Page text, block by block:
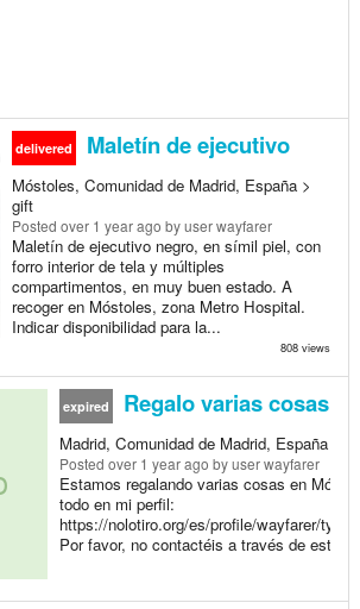
delivered Maletín de ejecutivo
Móstoles, Comunidad de Madrid, España >
gift
Posted over 1 year ago by user wayfarer
Maletín de ejecutivo negro, en símil piel, con
forro interior de tela y múltiples
compartimentos, en muy buen estado. A
recoger en Móstoles, zona Metro Hospital.
Indicar disponibilidad para la...
808 views
expired Regalo varias cosas
Madrid, Comunidad de Madrid, España >
Posted over 1 year ago by user wayfarer
Estamos regalando varias cosas en
todo en mi perfil:
https://nolotiro.org/es/profile/wayfarer/
Por favor, no contactéis a través de este